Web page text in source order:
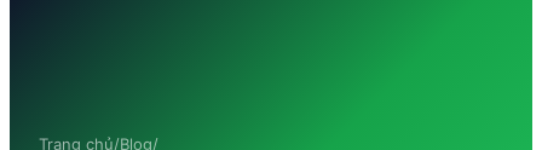
Trang chủ/Blog/